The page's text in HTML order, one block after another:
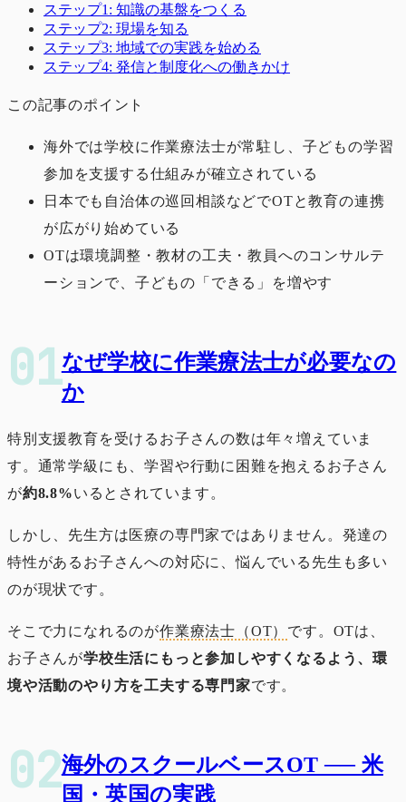
ステップ1: 知識の基盤をつくる
ステップ2: 現場を知る
ステップ3: 地域での実践を始める
ステップ4: 発信と制度化への働きかけ
この記事のポイント
海外では学校に作業療法士が常駐し、子どもの学習
参加を支援する仕組みが確立されている
日本でも自治体の巡回相談などでOTと教育の連携
が広がり始めている
OTは環境調整・教材の工夫・教員へのコンサルテ
ーションで、子どもの「できる」を増やす
なぜ学校に作業療法士が必要なの
か
特別支援教育を受けるお子さんの数は年々増えていま
す。通常学級にも、学習や行動に困難を抱えるお子さん
が約8.8%いるとされています。
しかし、先生方は医療の専門家ではありません。発達の
特性があるお子さんへの対応に、悩んでいる先生も多い
のが現状です。
そこで力になれるのが作業療法士（OT） です。OTは、
お子さんが学校生活にもっと参加しやすくなるよう、環
境や活動のやり方を工夫する専門家です。
海外のスクールベースOT ── 米
国・英国の実践